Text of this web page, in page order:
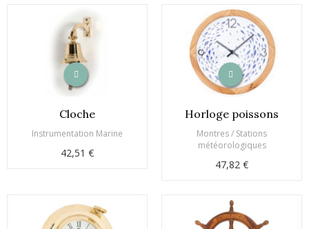
Cloche
Instrumentation Marine
42,51 €
Horloge poissons
Montres / Stations
météorologiques
47,82 €